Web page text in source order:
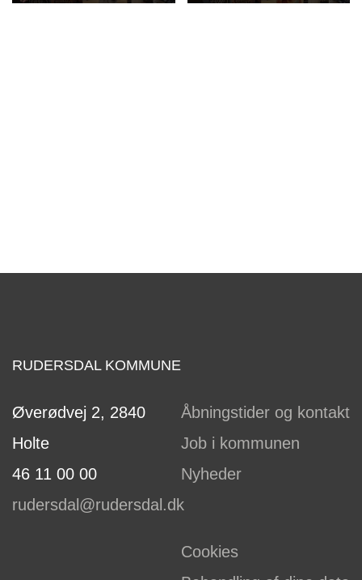
RUDERSDAL KOMMUNE
Øverødvej 2, 2840
Holte
46 11 00 00
rudersdal@rudersdal.dk
Åbningstider og kontakt
Job i kommunen
Nyheder
Cookies